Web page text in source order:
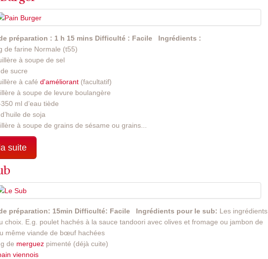
préparation : 1 h 15 mins Difficulté : Facile
Ingrédients :
de farine Normale (t55)
à soupe de sel
sucre
à café d'améliorant (facultatif)
à soupe de levure boulangère
ml d’eau tiède
de soja
à soupe de grains de sésame ou grains...
suite
préparation: 15min Difficulté: Facile Ingrédients pour le sub: Les ingrédients
choix. E.g. poulet hachés à la sauce tandoori avec olives et fromage ou jambon de
même viande de bœuf hachées
de merguez pimenté (déjà cuite)
viennois